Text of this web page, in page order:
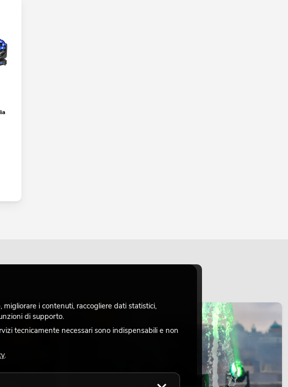
LUCE
i contenuti, raccogliere dati statistici,
di supporto.
tecnicamente necessari sono indispensabili e non
.